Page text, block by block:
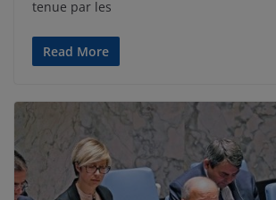
tenue par les
Read More